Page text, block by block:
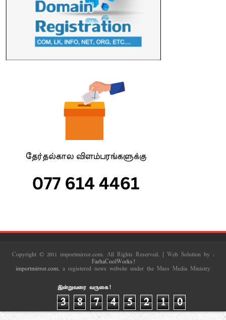
Copyright © 2011 importmirror.com. All Rights Reserved. | Web Solution by :
FarhaCoolWorks!
importmirror.com, a registered news website under the Mass Media Ministry
இன்றுவரை வருகை!
3 8 7 4 5 2 1 0